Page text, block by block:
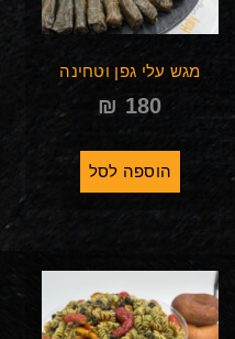
מגש עלי גפן וטחינה
₪ 180
הוספה לסל